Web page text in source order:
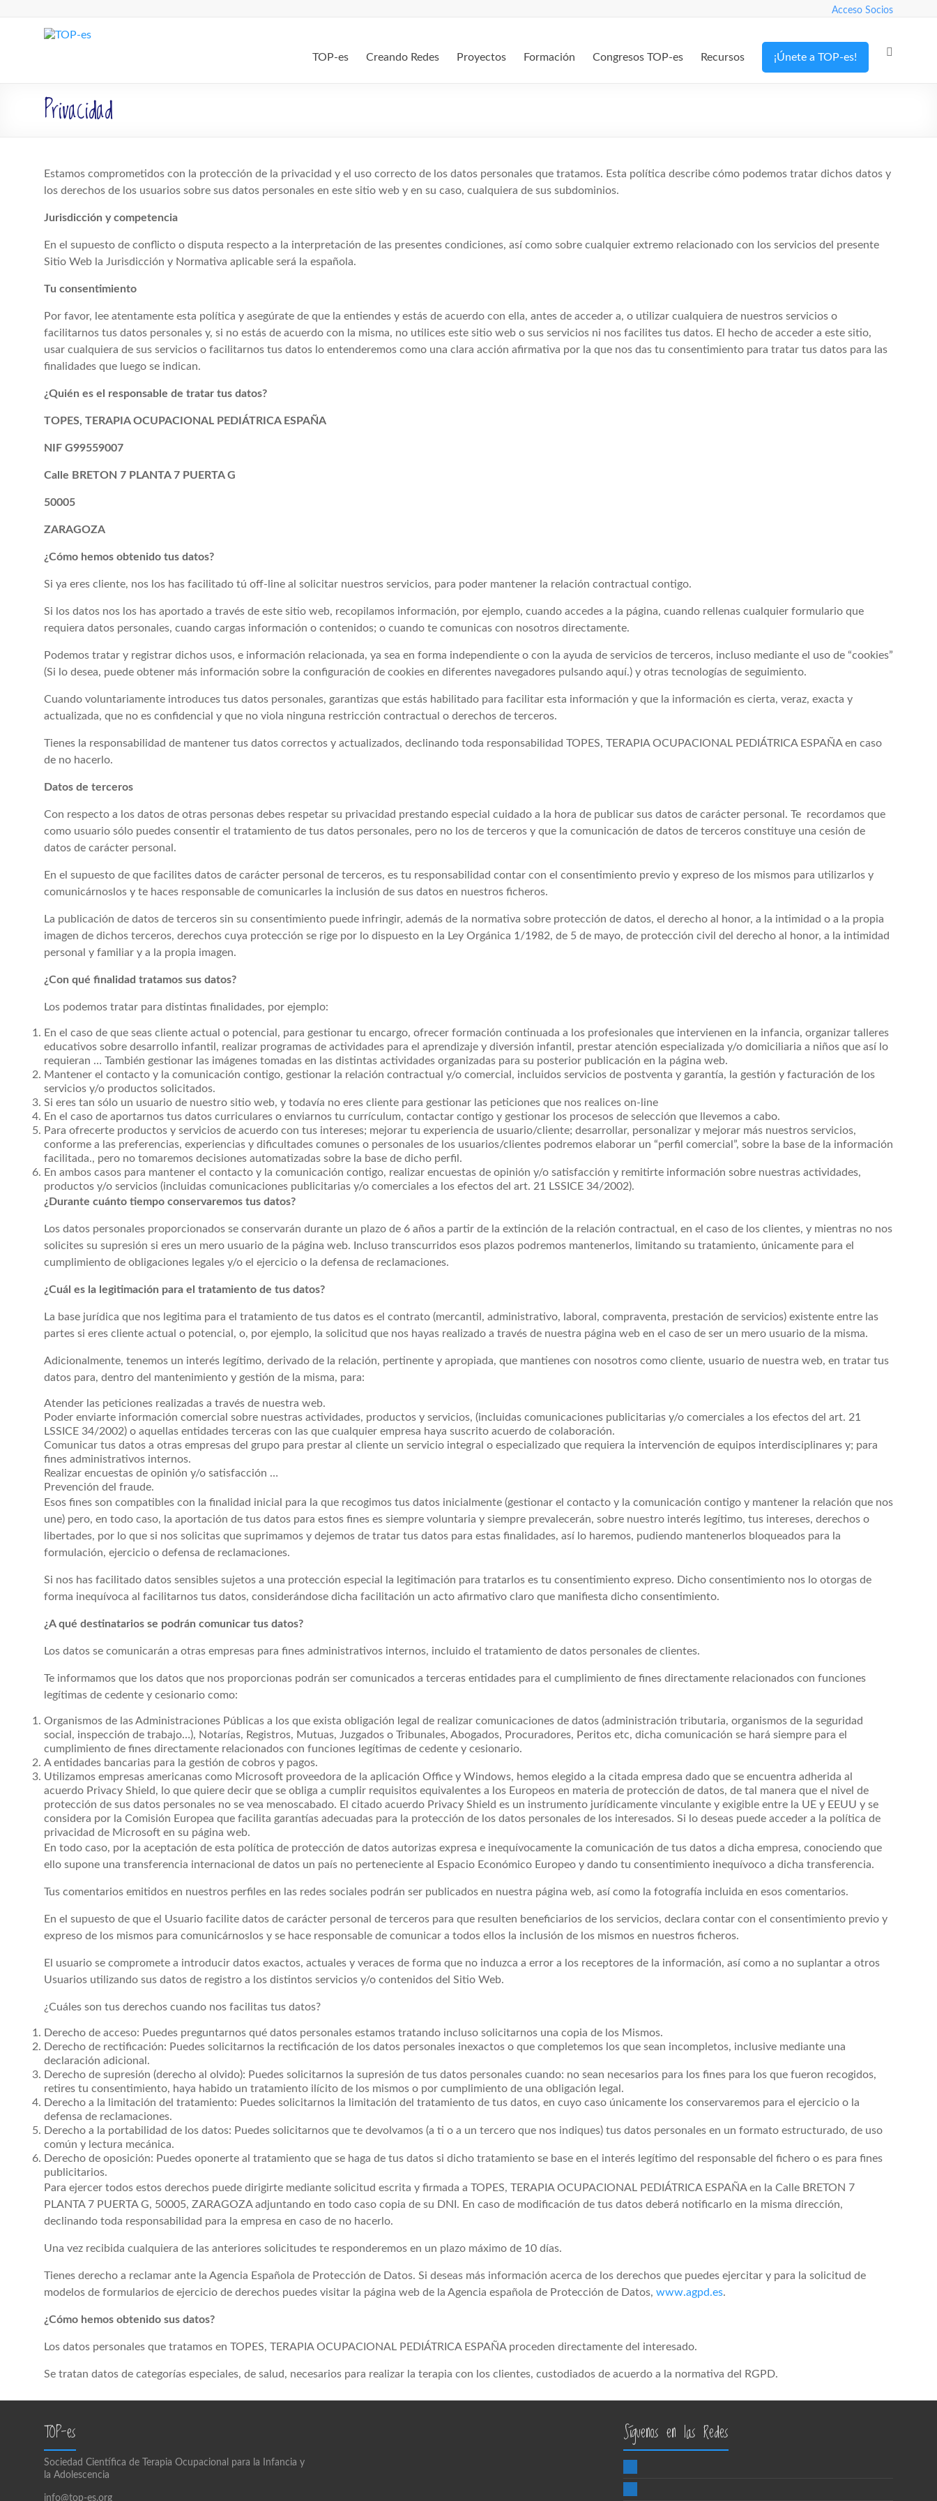
contenido
Acceso Socios
TOP-
Asociación
Española
Infancia
la
Adolescencia
TOP-es Creando Redes Proyectos Formación Congresos TOP-es Recursos ¡Únete a TOP-es!
Privacidad
Estamos comprometidos con la protección de la privacidad y el uso correcto de los datos personales que tratamos. Esta política describe cómo podemos tratar dichos datos y
los derechos de los usuarios sobre sus datos personales en este sitio web y en su caso, cualquiera de sus subdominios.
Jurisdicción y competencia
En el supuesto de conflicto o disputa respecto a la interpretación de las presentes condiciones, así como sobre cualquier extremo relacionado con los servicios del presente
Sitio Web la Jurisdicción y Normativa aplicable será la española.
Tu consentimiento
Por favor, lee atentamente esta política y asegúrate de que la entiendes y estás de acuerdo con ella, antes de acceder a, o utilizar cualquiera de nuestros servicios o
facilitarnos tus datos personales y, si no estás de acuerdo con la misma, no utilices este sitio web o sus servicios ni nos facilites tus datos. El hecho de acceder a este sitio,
usar cualquiera de sus servicios o facilitarnos tus datos lo entenderemos como una clara acción afirmativa por la que nos das tu consentimiento para tratar tus datos para las
finalidades que luego se indican.
¿Quién es el responsable de tratar tus datos?
TOPES, TERAPIA OCUPACIONAL PEDIÁTRICA ESPAÑA
NIF G99559007
Calle BRETON 7 PLANTA 7 PUERTA G
50005
ZARAGOZA
¿Cómo hemos obtenido tus datos?
Si ya eres cliente, nos los has facilitado tú off-line al solicitar nuestros servicios, para poder mantener la relación contractual contigo.
Si los datos nos los has aportado a través de este sitio web, recopilamos información, por ejemplo, cuando accedes a la página, cuando rellenas cualquier formulario que
requiera datos personales, cuando cargas información o contenidos; o cuando te comunicas con nosotros directamente.
Podemos tratar y registrar dichos usos, e información relacionada, ya sea en forma independiente o con la ayuda de servicios de terceros, incluso mediante el uso de “cookies”
(Si lo desea, puede obtener más información sobre la configuración de cookies en diferentes navegadores pulsando aquí.) y otras tecnologías de seguimiento.
Cuando voluntariamente introduces tus datos personales, garantizas que estás habilitado para facilitar esta información y que la información es cierta, veraz, exacta y
actualizada, que no es confidencial y que no viola ninguna restricción contractual o derechos de terceros.
Tienes la responsabilidad de mantener tus datos correctos y actualizados, declinando toda responsabilidad TOPES, TERAPIA OCUPACIONAL PEDIÁTRICA ESPAÑA en caso
de no hacerlo.
Datos de terceros
Con respecto a los datos de otras personas debes respetar su privacidad prestando especial cuidado a la hora de publicar sus datos de carácter personal. Te recordamos que
como usuario sólo puedes consentir el tratamiento de tus datos personales, pero no los de terceros y que la comunicación de datos de terceros constituye una cesión de
datos de carácter personal.
En el supuesto de que facilites datos de carácter personal de terceros, es tu responsabilidad contar con el consentimiento previo y expreso de los mismos para utilizarlos y
comunicárnoslos y te haces responsable de comunicarles la inclusión de sus datos en nuestros ficheros.
La publicación de datos de terceros sin su consentimiento puede infringir, además de la normativa sobre protección de datos, el derecho al honor, a la intimidad o a la propia
imagen de dichos terceros, derechos cuya protección se rige por lo dispuesto en la Ley Orgánica 1/1982, de 5 de mayo, de protección civil del derecho al honor, a la intimidad
personal y familiar y a la propia imagen.
¿Con qué finalidad tratamos sus datos?
Los podemos tratar para distintas finalidades, por ejemplo:
En el caso de que seas cliente actual o potencial, para gestionar tu encargo, ofrecer formación continuada a los profesionales que intervienen en la infancia, organizar talleres
educativos sobre desarrollo infantil, realizar programas de actividades para el aprendizaje y diversión infantil, prestar atención especializada y/o domiciliaria a niños que así lo
requieran … También gestionar las imágenes tomadas en las distintas actividades organizadas para su posterior publicación en la página web.
Mantener el contacto y la comunicación contigo, gestionar la relación contractual y/o comercial, incluidos servicios de postventa y garantía, la gestión y facturación de los
servicios y/o productos solicitados.
Si eres tan sólo un usuario de nuestro sitio web, y todavía no eres cliente para gestionar las peticiones que nos realices on-line
En el caso de aportarnos tus datos curriculares o enviarnos tu currículum, contactar contigo y gestionar los procesos de selección que llevemos a cabo.
Para ofrecerte productos y servicios de acuerdo con tus intereses; mejorar tu experiencia de usuario/cliente; desarrollar, personalizar y mejorar más nuestros servicios,
conforme a las preferencias, experiencias y dificultades comunes o personales de los usuarios/clientes podremos elaborar un “perfil comercial”, sobre la base de la información
facilitada., pero no tomaremos decisiones automatizadas sobre la base de dicho perfil.
En ambos casos para mantener el contacto y la comunicación contigo, realizar encuestas de opinión y/o satisfacción y remitirte información sobre nuestras actividades,
productos y/o servicios (incluidas comunicaciones publicitarias y/o comerciales a los efectos del art. 21 LSSICE 34/2002).
¿Durante cuánto tiempo conservaremos tus datos?
Los datos personales proporcionados se conservarán durante un plazo de 6 años a partir de la extinción de la relación contractual, en el caso de los clientes, y mientras no nos
solicites su supresión si eres un mero usuario de la página web. Incluso transcurridos esos plazos podremos mantenerlos, limitando su tratamiento, únicamente para el
cumplimiento de obligaciones legales y/o el ejercicio o la defensa de reclamaciones.
¿Cuál es la legitimación para el tratamiento de tus datos?
La base jurídica que nos legitima para el tratamiento de tus datos es el contrato (mercantil, administrativo, laboral, compraventa, prestación de servicios) existente entre las
partes si eres cliente actual o potencial, o, por ejemplo, la solicitud que nos hayas realizado a través de nuestra página web en el caso de ser un mero usuario de la misma.
Adicionalmente, tenemos un interés legítimo, derivado de la relación, pertinente y apropiada, que mantienes con nosotros como cliente, usuario de nuestra web, en tratar tus
datos para, dentro del mantenimiento y gestión de la misma, para:
Atender las peticiones realizadas a través de nuestra web.
Poder enviarte información comercial sobre nuestras actividades, productos y servicios, (incluidas comunicaciones publicitarias y/o comerciales a los efectos del art. 21
LSSICE 34/2002) o aquellas entidades terceras con las que cualquier empresa haya suscrito acuerdo de colaboración.
Comunicar tus datos a otras empresas del grupo para prestar al cliente un servicio integral o especializado que requiera la intervención de equipos interdisciplinares y; para
fines administrativos internos.
Realizar encuestas de opinión y/o satisfacción …
Prevención del fraude.
Esos fines son compatibles con la finalidad inicial para la que recogimos tus datos inicialmente (gestionar el contacto y la comunicación contigo y mantener la relación que nos
une) pero, en todo caso, la aportación de tus datos para estos fines es siempre voluntaria y siempre prevalecerán, sobre nuestro interés legítimo, tus intereses, derechos o
libertades, por lo que si nos solicitas que suprimamos y dejemos de tratar tus datos para estas finalidades, así lo haremos, pudiendo mantenerlos bloqueados para la
formulación, ejercicio o defensa de reclamaciones.
Si nos has facilitado datos sensibles sujetos a una protección especial la legitimación para tratarlos es tu consentimiento expreso. Dicho consentimiento nos lo otorgas de
forma inequívoca al facilitarnos tus datos, considerándose dicha facilitación un acto afirmativo claro que manifiesta dicho consentimiento.
¿A qué destinatarios se podrán comunicar tus datos?
Los datos se comunicarán a otras empresas para fines administrativos internos, incluido el tratamiento de datos personales de clientes.
Te informamos que los datos que nos proporcionas podrán ser comunicados a terceras entidades para el cumplimiento de fines directamente relacionados con funciones
legítimas de cedente y cesionario como:
Organismos de las Administraciones Públicas a los que exista obligación legal de realizar comunicaciones de datos (administración tributaria, organismos de la seguridad
social, inspección de trabajo…), Notarías, Registros, Mutuas, Juzgados o Tribunales, Abogados, Procuradores, Peritos etc, dicha comunicación se hará siempre para el
cumplimiento de fines directamente relacionados con funciones legítimas de cedente y cesionario.
A entidades bancarias para la gestión de cobros y pagos.
Utilizamos empresas americanas como Microsoft proveedora de la aplicación Office y Windows, hemos elegido a la citada empresa dado que se encuentra adherida al
acuerdo Privacy Shield, lo que quiere decir que se obliga a cumplir requisitos equivalentes a los Europeos en materia de protección de datos, de tal manera que el nivel de
protección de sus datos personales no se vea menoscabado. El citado acuerdo Privacy Shield es un instrumento jurídicamente vinculante y exigible entre la UE y EEUU y se
considera por la Comisión Europea que facilita garantías adecuadas para la protección de los datos personales de los interesados. Si lo deseas puede acceder a la política de
privacidad de Microsoft en su página web.
En todo caso, por la aceptación de esta política de protección de datos autorizas expresa e inequívocamente la comunicación de tus datos a dicha empresa, conociendo que
ello supone una transferencia internacional de datos un país no perteneciente al Espacio Económico Europeo y dando tu consentimiento inequívoco a dicha transferencia.
Tus comentarios emitidos en nuestros perfiles en las redes sociales podrán ser publicados en nuestra página web, así como la fotografía incluida en esos comentarios.
En el supuesto de que el Usuario facilite datos de carácter personal de terceros para que resulten beneficiarios de los servicios, declara contar con el consentimiento previo y
expreso de los mismos para comunicárnoslos y se hace responsable de comunicar a todos ellos la inclusión de los mismos en nuestros ficheros.
El usuario se compromete a introducir datos exactos, actuales y veraces de forma que no induzca a error a los receptores de la información, así como a no suplantar a otros
Usuarios utilizando sus datos de registro a los distintos servicios y/o contenidos del Sitio Web.
¿Cuáles son tus derechos cuando nos facilitas tus datos?
Derecho de acceso: Puedes preguntarnos qué datos personales estamos tratando incluso solicitarnos una copia de los Mismos.
Derecho de rectificación: Puedes solicitarnos la rectificación de los datos personales inexactos o que completemos los que sean incompletos, inclusive mediante una
declaración adicional.
Derecho de supresión (derecho al olvido): Puedes solicitarnos la supresión de tus datos personales cuando: no sean necesarios para los fines para los que fueron recogidos,
retires tu consentimiento, haya habido un tratamiento ilícito de los mismos o por cumplimiento de una obligación legal.
Derecho a la limitación del tratamiento: Puedes solicitarnos la limitación del tratamiento de tus datos, en cuyo caso únicamente los conservaremos para el ejercicio o la
defensa de reclamaciones.
Derecho a la portabilidad de los datos: Puedes solicitarnos que te devolvamos (a ti o a un tercero que nos indiques) tus datos personales en un formato estructurado, de uso
común y lectura mecánica.
Derecho de oposición: Puedes oponerte al tratamiento que se haga de tus datos si dicho tratamiento se base en el interés legítimo del responsable del fichero o es para fines
publicitarios.
Para ejercer todos estos derechos puede dirigirte mediante solicitud escrita y firmada a TOPES, TERAPIA OCUPACIONAL PEDIÁTRICA ESPAÑA en la Calle BRETON 7
PLANTA 7 PUERTA G, 50005, ZARAGOZA adjuntando en todo caso copia de su DNI. En caso de modificación de tus datos deberá notificarlo en la misma dirección,
declinando toda responsabilidad para la empresa en caso de no hacerlo.
Una vez recibida cualquiera de las anteriores solicitudes te responderemos en un plazo máximo de 10 días.
Tienes derecho a reclamar ante la Agencia Española de Protección de Datos. Si deseas más información acerca de los derechos que puedes ejercitar y para la solicitud de
modelos de formularios de ejercicio de derechos puedes visitar la página web de la Agencia española de Protección de Datos, www.agpd.es.
¿Cómo hemos obtenido sus datos?
Los datos personales que tratamos en TOPES, TERAPIA OCUPACIONAL PEDIÁTRICA ESPAÑA proceden directamente del interesado.
Se tratan datos de categorías especiales, de salud, necesarios para realizar la terapia con los clientes, custodiados de acuerdo a la normativa del RGPD.
TOP-es
Sociedad Científica de Terapia Ocupacional para la Infancia y
la Adolescencia
info@top-es.org
Síguenos en las Redes